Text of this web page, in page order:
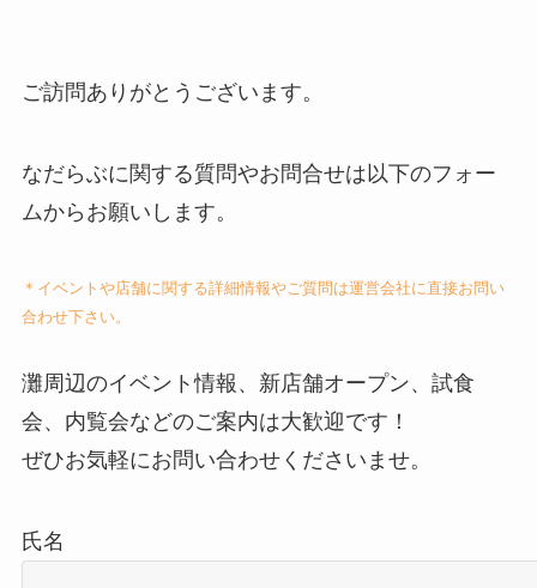
ご訪問ありがとうございます。
なだらぶに関する質問やお問合せは以下のフォー
ムからお願いします。
＊イベントや店舗に関する詳細情報やご質問は運営会社に直接お問い
合わせ下さい。
灘周辺のイベント情報、新店舗オープン、試食
会、内覧会などのご案内は大歓迎です！
ぜひお気軽にお問い合わせくださいませ。
氏名